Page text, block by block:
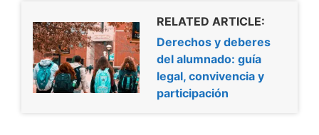
RELATED ARTICLE:
Derechos y deberes
del alumnado: guía
legal, convivencia y
participación